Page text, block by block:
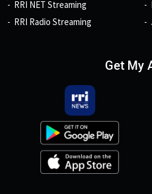
RRI NET Streaming
RRI Radio Streaming
Get My